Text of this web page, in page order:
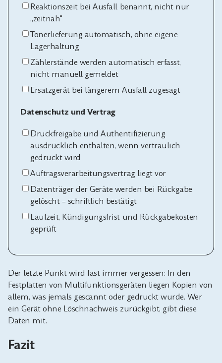
Reaktionszeit bei Ausfall benannt, nicht nur
„zeitnah"
Tonerlieferung automatisch, ohne eigene
Lagerhaltung
Zählerstände werden automatisch erfasst,
nicht manuell gemeldet
Ersatzgerät bei längerem Ausfall zugesagt
Datenschutz und Vertrag
Druckfreigabe und Authentifizierung
ausdrücklich enthalten, wenn vertraulich
gedruckt wird
Auftragsverarbeitungsvertrag liegt vor
Datenträger der Geräte werden bei Rückgabe
gelöscht – schriftlich bestätigt
Laufzeit, Kündigungsfrist und Rückgabekosten
geprüft
Der letzte Punkt wird fast immer vergessen: In den
Festplatten von Multifunktionsgeräten liegen Kopien von
allem, was jemals gescannt oder gedruckt wurde. Wer
ein Gerät ohne Löschnachweis zurückgibt, gibt diese
Daten mit.
Fazit